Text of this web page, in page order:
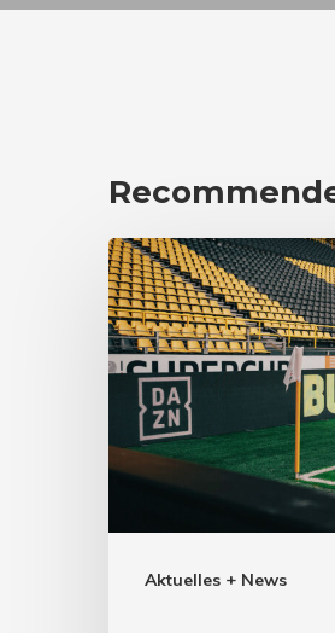
Aktuelles + News